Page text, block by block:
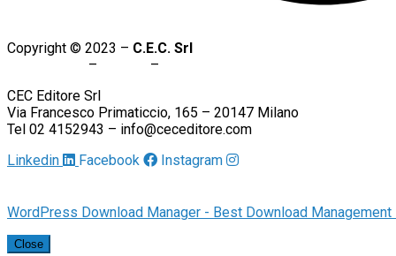
Copyright © 2023 – C.E.C. Srl
– –
CEC Editore Srl
Via Francesco Primaticcio, 165 – 20147 Milano
Tel 02 4152943 – info@ceceditore.com
Linkedin
Facebook Instagram
WordPress Download Manager - Best Download Management
Close